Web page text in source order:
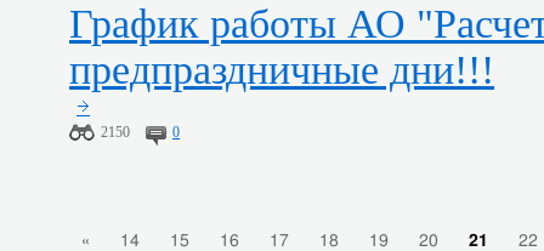
График работы АО "Расчетный центр" в
предпраздничные дни!!!
2150 0
« 14 15 16 17 18 19 20 21
22